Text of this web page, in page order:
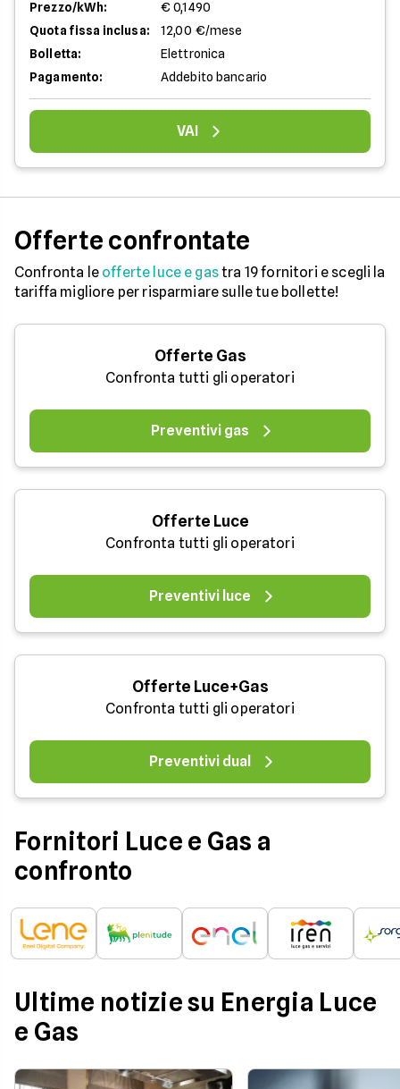
Prezzo/kWh:
€ 0,1490
Quota fissa inclusa:
12,00 €/mese
Bolletta:
Elettronica
Pagamento:
Addebito bancario
VAI
Offerte confrontate
Confronta le offerte luce e gastra 19 fornitori e scegli la
tariffa migliore per risparmiare sulle tue bollette!
Offerte Gas
Confronta tutti gli operatori
Preventivi gas
Offerte Luce
Confronta tutti gli operatori
Preventivi luce
Offerte Luce+Gas
Confronta tutti gli operatori
Preventivi dual
Fornitori Luce e Gas a
confronto
Ultime notizie su Energia Luce
e Gas